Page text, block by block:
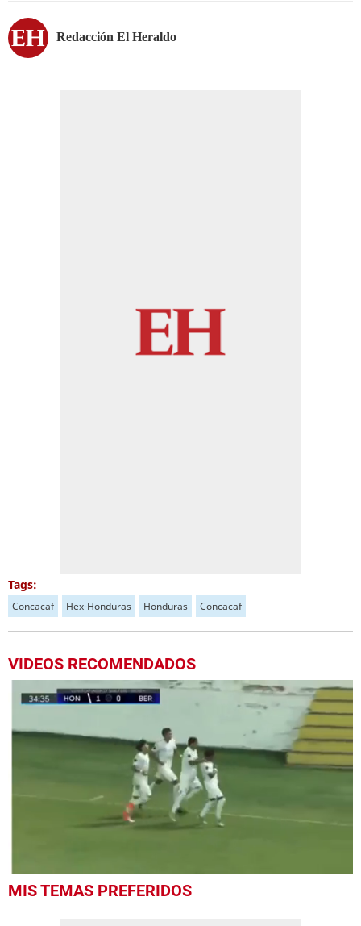
Redacción El Heraldo
Tags:
Concacaf Hex-Honduras Honduras Concacaf
VIDEOS RECOMENDADOS
seconds
Próximo
MIS TEMAS PREFERIDOS